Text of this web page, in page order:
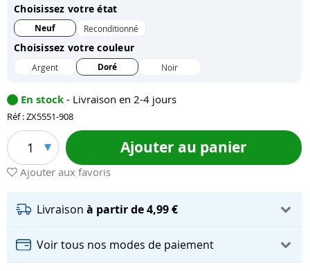
Choisissez votre état
Neuf Reconditionné
Choisissez votre couleur
Argent Doré Noir
En stock - Livraison en 2-4 jours
Réf : ZX5551-908
1 Ajouter au panier
Ajouter aux favoris
Livraison à partir de 4,99 €
Voir tous nos modes de paiement